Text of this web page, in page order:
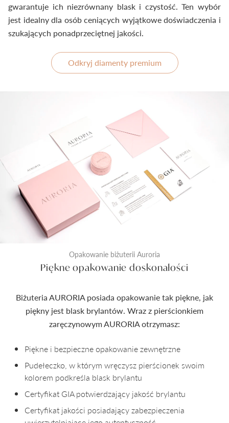
gwarantuje ich niezrównany blask i czystość. Ten wybór
jest idealny dla osób ceniących wyjątkowe doświadczenia i
szukających ponadprzeciętnej jakości.
Odkryj diamenty premium
Opakowanie biżuterii Auroria
Piękne opakowanie doskonałości
Biżuteria AURORIA posiada opakowanie tak piękne, jak
piękny jest blask brylantów. Wraz z pierścionkiem
zaręczynowym AURORIA otrzymasz:
Piękne i bezpieczne opakowanie zewnętrzne
Pudełeczko, w którym wręczysz pierścionek swoim
kolorem podkreśla blask brylantu
Certyfikat GIA potwierdzający jakość brylantu
Certyfikat jakości posiadający zabezpieczenia